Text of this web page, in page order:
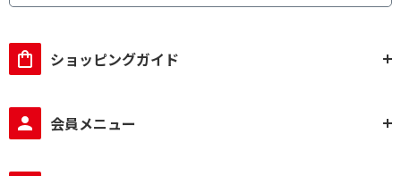
ショッピングガイド
会員メニュー